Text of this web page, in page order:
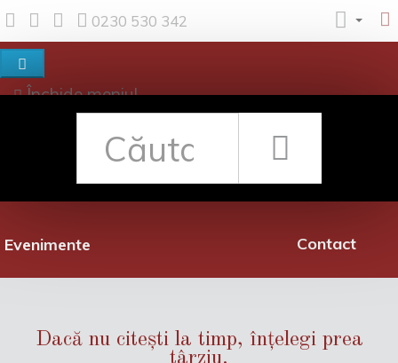
0230 530 342
Închide meniul
Evenimente
Rețea librării
Contact
Dacă nu citești la timp, înțelegi prea
târziu.